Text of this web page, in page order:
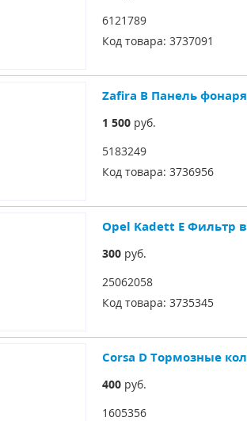
6121789
Код товара: 3737091
Zafira B Панель
1 500руб.
5183249
Код товара: 3736956
Opel Kadett E Фильтр
300руб.
25062058
Код товара: 3735345
Corsa D Тормозные
400руб.
1605356